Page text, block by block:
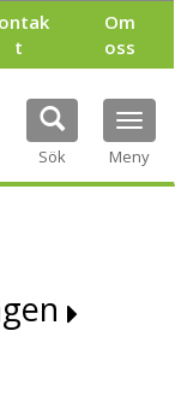
t
Om
oss
Sök Meny